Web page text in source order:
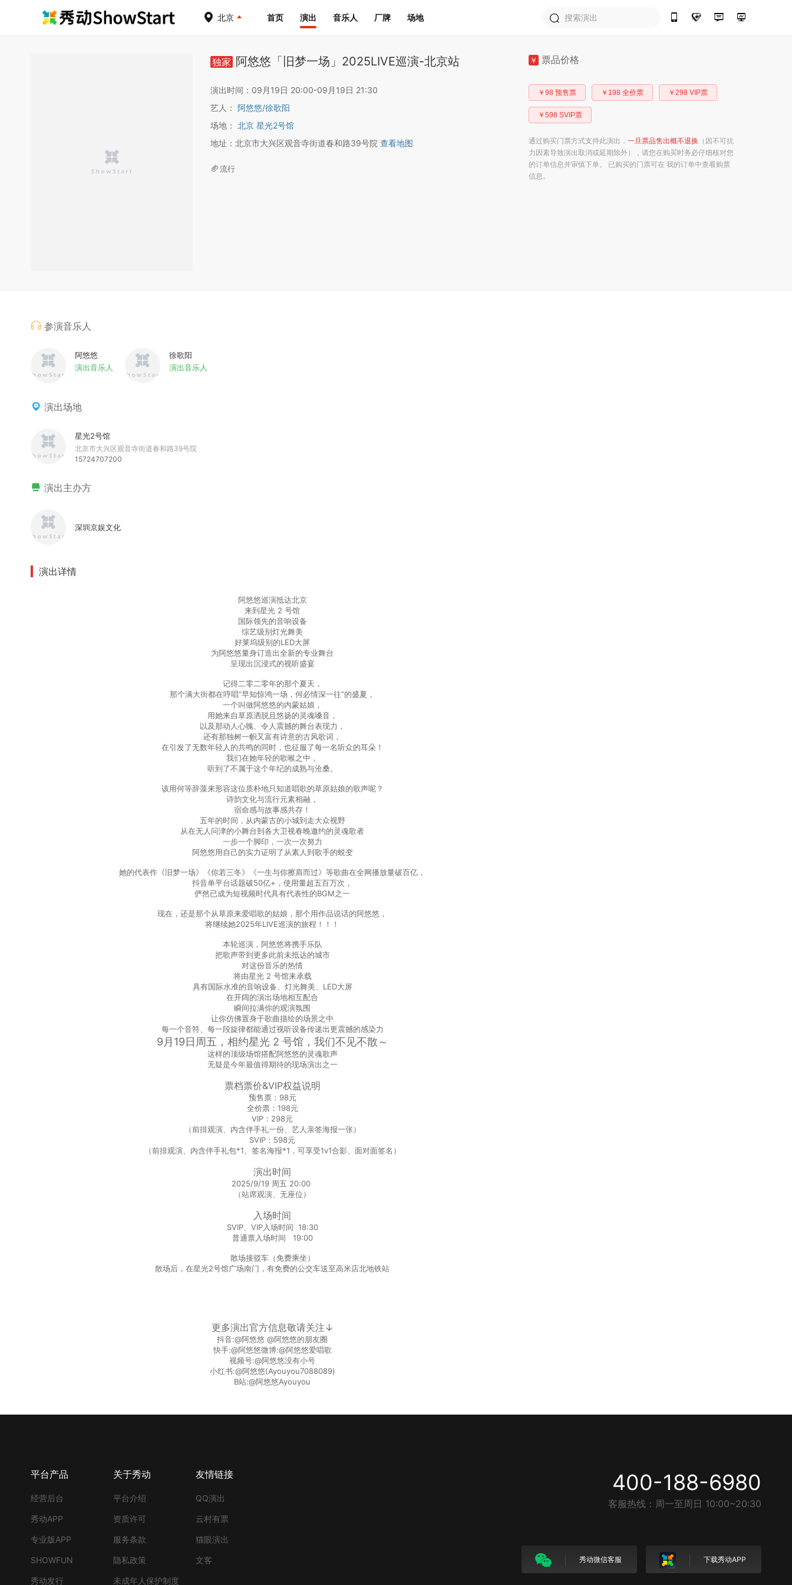
北京 首页 演出 音乐人 厂牌 场地
独家 阿悠悠「旧梦一场」2025LIVE巡演-北京站
演出时间：09月19日 20:00-09月19日 21:30
艺人： 阿悠悠/徐歌阳
场地： 北京 星光2号馆
地址：北京市大兴区观音寺街道春和路39号院 查看地图
流行
￥ 票品价格
￥98 预售票 ￥198 全价票 ￥298 VIP票
￥598 SVIP票
通过购买门票方式支持此演出， 一旦票品售出概不退换 （因不可抗
力因素导致演出取消或延期除外），请您在购买时务必仔细核对您
的订单信息并审慎下单。 已购买的门票可在 我的订单中查看购票
信息。
参演音乐人
阿悠悠
演出音乐人
徐歌阳
演出音乐人
演出场地
星光2号馆
北京市大兴区观音寺街道春和路39号院
15724707200
演出主办方
深圳京娱文化
演出详情
阿悠悠巡演抵达北京
来到星光 2 号馆
国际领先的音响设备
综艺级别灯光舞美
好莱坞级别的LED大屏
为阿悠悠量身订造出全新的专业舞台
呈现出沉浸式的视听盛宴
记得二零二零年的那个夏天，
那个满大街都在哼唱“早知惊鸿一场，何必情深一往”的盛夏，
一个叫做阿悠悠的内蒙姑娘，
用她来自草原洒脱且悠扬的灵魂嗓音，
以及那动人心魄、令人震撼的舞台表现力，
还有那独树一帜又富有诗意的古风歌词，
在引发了无数年轻人的共鸣的同时，也征服了每一名听众的耳朵！
我们在她年轻的歌喉之中，
听到了不属于这个年纪的成熟与沧桑。
该用何等辞藻来形容这位质朴地只知道唱歌的草原姑娘的歌声呢？
诗韵文化与流行元素相融，
宿命感与故事感共存！
五年的时间，从内蒙古的小城到走大众视野
从在无人问津的小舞台到各大卫视春晚邀约的灵魂歌者
一步一个脚印，一次一次努力
阿悠悠用自己的实力证明了从素人到歌手的蜕变
她的代表作《旧梦一场》《你若三冬》《一生与你擦肩而过》等歌曲在全网播放量破百亿，
抖音单平台话题破50亿+，使用量超五百万次，
俨然已成为短视频时代具有代表性的BGM之一
现在，还是那个从草原来爱唱歌的姑娘，那个用作品说话的阿悠悠，
将继续她2025年LIVE巡演的旅程！！！
本轮巡演，阿悠悠将携手乐队
把歌声带到更多此前未抵达的城市
对这份音乐的热情
将由星光 2 号馆来承载
具有国际水准的音响设备、灯光舞美、LED大屏
在开阔的演出场地相互配合
瞬间拉满你的观演氛围
让你仿佛置身于歌曲描绘的场景之中
每一个音符、每一段旋律都能通过视听设备传递出更震撼的感染力
9月19日周五，相约星光 2 号馆，我们不见不散～
这样的顶级场馆搭配阿悠悠的灵魂歌声
无疑是今年最值得期待的现场演出之一
票档票价&VIP权益说明
预售票：98元
全价票：198元
VIP：298元
（前排观演、内含伴手礼一份、艺人亲签海报一张）
SVIP：598元
（前排观演、内含伴手礼包*1、签名海报*1，可享受1v1合影、面对面签名）
演出时间
2025/9/19 周五 20:00
（站席观演、无座位）
入场时间
SVIP、VIP入场时间 18:30
普通票入场时间 19:00
散场接驳车（免费乘坐）
散场后，在星光2号馆广场南门，有免费的公交车送至高米店北地铁站
更多演出官方信息敬请关注↓
抖音:@阿悠悠 @阿悠悠的朋友圈
快手:@阿悠悠微博:@阿悠悠爱唱歌
视频号:@阿悠悠没有小号
小红书:@阿悠悠(Ayouyou7088089)
B站:@阿悠悠Ayouyou
平台产品
经营后台
秀动APP
专业版APP
SHOWFUN
秀动发行
关于秀动
平台介绍
资质许可
服务条款
隐私政策
未成年人保护制度
友情链接
QQ演出
云村有票
猫眼演出
文客
400-188-6980
客服热线：周一至周日 10:00~20:30
秀动微信客服 下载秀动APP